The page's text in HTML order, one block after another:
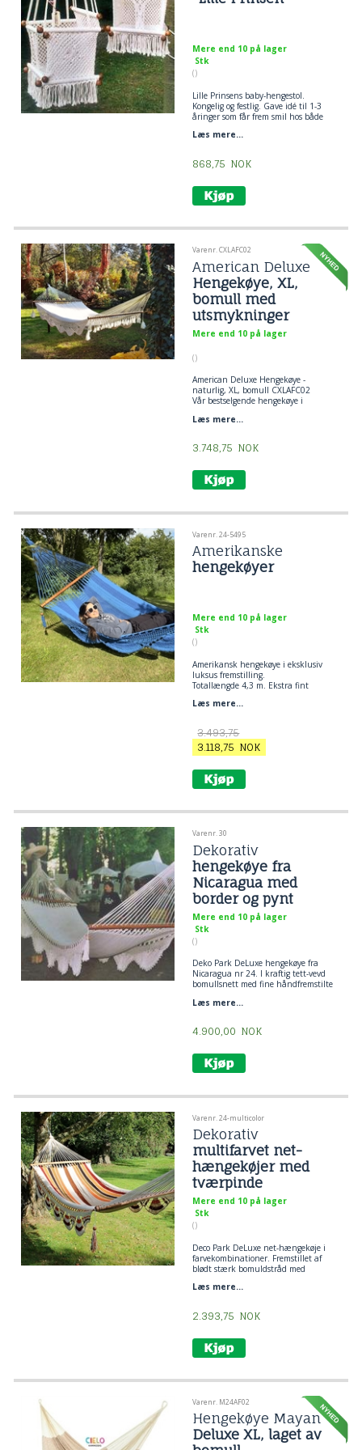
Mere end 10 på lager
Stk
()
Lille Prinsens baby-hengestol.
Kongelig og festlig. Gave idé til 1-3
åringer som får frem smil hos både
Læs mere...
868,75 NOK
Varenr. CXLAFC02
American Deluxe
Hengekøye, XL,
bomull med
utsmykninger
CXLAFC02
Mere end 10 på lager
()
American Deluxe Hengekøye -
naturlig, XL, bomull CXLAFC02
Vår bestselgende hengekøye i
Helt håndlaget med vakre og
I tillegg til å være komfortabel, er
hengekøyen også dekorativ i ethvert
Ideell for bruk i hagen, del med
partneren din og barn takket være
bomull.
Læs mere...
3.748,75 NOK
Varenr. 24-5495
Amerikanske
hengekøyer
Mere end 10 på lager
Stk
()
Amerikansk hengekøye i eksklusiv
luksus fremstilling.
Totallængde 4,3 m. Ekstra fint
og pynt.
Læs mere...
3.493,75
3.118,75 NOK
Varenr. 30
Dekorativ
hengekøye fra
Nicaragua med
border og pynt
Mere end 10 på lager
Stk
()
Deko Park DeLuxe hengekøye fra
Nicaragua nr 24. I kraftig tett-vevd
bomullsnett med fine håndfremstilte
tverrpinner. Romantisk nytelse til
livsnytere som skal ha noe ekstra
lekkert å se på, og la de romantiske
Læs mere...
4.900,00 NOK
Varenr. 24-multicolor
Dekorativ
multifarvet net-
hængekøjer med
tværpinde
Mere end 10 på lager
Stk
()
Deco Park DeLuxe net-hængekøje i
farvekombinationer. Fremstillet af
blødt stærk bomuldstråd med
dekorationskugler. En klassisk
Læs mere...
2.393,75 NOK
Varenr. M24AF02
Hengekøye Mayan
Deluxe XL, laget av